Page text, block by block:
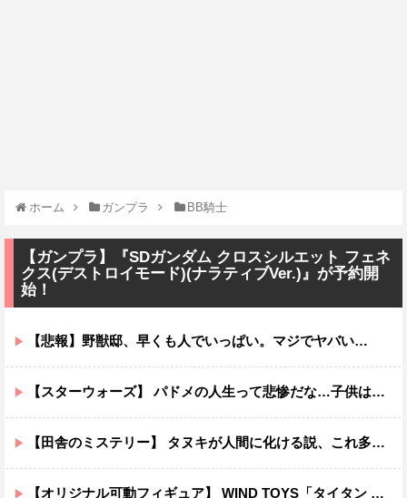
ホーム ガンプラ BB騎士
【ガンプラ】『SDガンダム クロスシルエット フェネ
クス(デストロイモード)(ナラティブVer.)』が予約開
始！
【悲報】野獣邸、早くも人でいっぱい。マジでヤバい…
【スターウォーズ】 パドメの人生って悲惨だな…子供は遺せたけど
【田舎のミステリー】 タヌキが人間に化ける説、これ多分マジ
【オリジナル可動フィギュア】 WIND TOYS「タイタン スーパーアクションマッスルボディ」可動フィギュア各種【予約開始】